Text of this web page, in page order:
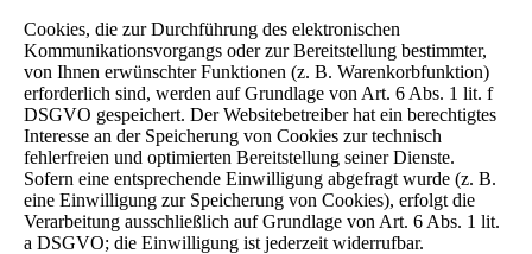
Cookies, die zur Durchführung des elektronischen
Kommunikationsvorgangs oder zur Bereitstellung bestimmter,
von Ihnen erwünschter Funktionen (z. B. Warenkorbfunktion)
erforderlich sind, werden auf Grundlage von Art. 6 Abs. 1 lit. f
DSGVO gespeichert. Der Websitebetreiber hat ein berechtigtes
Interesse an der Speicherung von Cookies zur technisch
fehlerfreien und optimierten Bereitstellung seiner Dienste.
Sofern eine entsprechende Einwilligung abgefragt wurde (z. B.
eine Einwilligung zur Speicherung von Cookies), erfolgt die
Verarbeitung ausschließlich auf Grundlage von Art. 6 Abs. 1 lit.
a DSGVO; die Einwilligung ist jederzeit widerrufbar.